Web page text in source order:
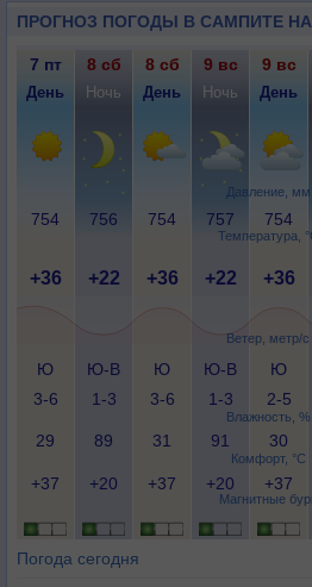
ПРОГНОЗ ПОГОДЫ В САМПИТЕ НА
Давление, мм
Температура,
Ветер, метр/с
Влажность, %
Комфорт, °C
Магнитные
7 пт 8 сб 8 сб 9 вс 9 вс
День Ночь День Ночь День
754 756 754 757 754
+36 +22 +36 +22 +36
Ю
3-6
Ю-В
1-3
Ю
3-6
Ю-В
1-3
Ю
2-5
29 89 31 91 30
+37 +20 +37 +20 +37
Погода сегодня